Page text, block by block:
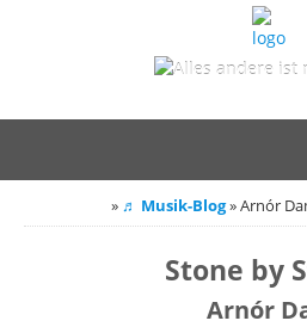
» ♬ Musik-Blog»Arnór
Stone by
Arnór